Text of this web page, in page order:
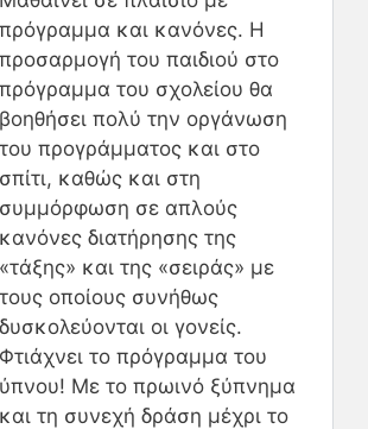
πρόγραμμα και κανόνες. Η
προσαρμογή του παιδιού στο
πρόγραμμα του σχολείου θα
βοηθήσει πολύ την οργάνωση
του προγράμματος και στο
σπίτι, καθώς και στη
συμμόρφωση σε απλούς
κανόνες διατήρησης της
«τάξης» και της «σειράς» με
τους οποίους συνήθως
δυσκολεύονται οι γονείς.
Φτιάχνει το πρόγραμμα του
ύπνου! Με το πρωινό ξύπνημα
και τη συνεχή δράση μέχρι το